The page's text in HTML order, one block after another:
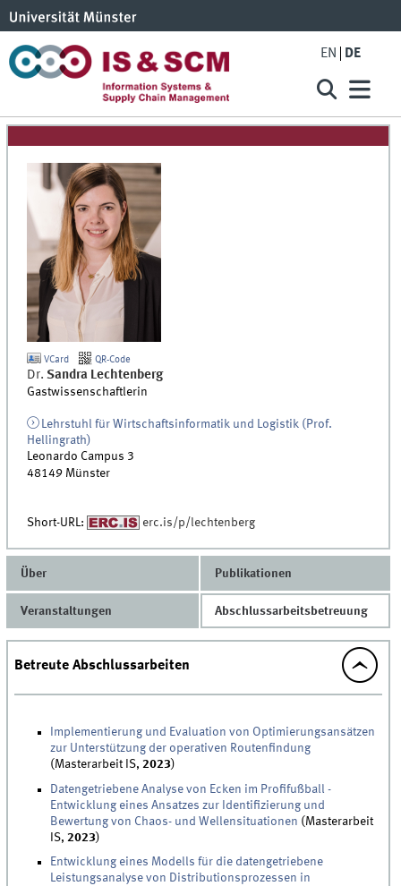
EN DE
VCard QR-Code
Dr. Sandra Lechtenberg
Gastwissenschaftlerin
Lehrstuhl für Wirtschaftsinformatik und Logistik (Prof.
Hellingrath)
Leonardo Campus 3
48149 Münster
Short-URL: erc.is/p/lechtenberg
Über Publikationen
Veranstaltungen Abschlussarbeitsbetreuung
Betreute Abschlussarbeiten
Implementierung und Evaluation von Optimierungsansätzen
zur Unterstützung der operativen Routenfindung
(Masterarbeit IS,2023)
Datengetriebene Analyse von Ecken im Profifußball -
Entwicklung eines Ansatzes zur Identifizierung und
Bewertung von Chaos- und Wellensituationen (Masterarbeit
IS,2023)
Entwicklung eines Modells für die datengetriebene
Leistungsanalyse von Distributionsprozessen in